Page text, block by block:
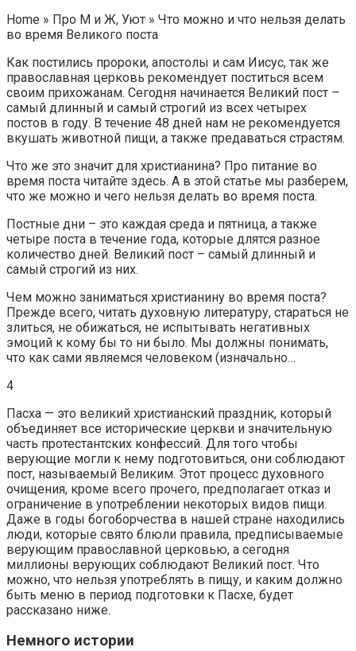
Home » Про М и Ж, Уют » Что можно и что нельзя делать
во время Великого поста
Как постились пророки, апостолы и сам Иисус, так же
православная церковь рекомендует поститься всем
своим прихожанам. Сегодня начинается Великий пост –
самый длинный и самый строгий из всех четырех
постов в году. В течение 48 дней нам не рекомендуется
вкушать животной пищи, а также предаваться страстям.
Что же это значит для христианина? Про питание во
время поста читайте здесь. А в этой статье мы разберем,
что же можно и чего нельзя делать во время поста.
Постные дни – это каждая среда и пятница, а также
четыре поста в течение года, которые длятся разное
количество дней. Великий пост – самый длинный и
самый строгий из них.
Чем можно заниматься христианину во время поста?
Прежде всего, читать духовную литературу, стараться не
злиться, не обижаться, не испытывать негативных
эмоций к кому бы то ни было. Мы должны понимать,
что как сами являемся человеком (изначально…
4
Пасха — это великий христианский праздник, который
объединяет все исторические церкви и значительную
часть протестантских конфессий. Для того чтобы
верующие могли к нему подготовиться, они соблюдают
пост, называемый Великим. Этот процесс духовного
очищения, кроме всего прочего, предполагает отказ и
ограничение в употреблении некоторых видов пищи.
Даже в годы богоборчества в нашей стране находились
люди, которые свято блюли правила, предписываемые
верующим православной церковью, а сегодня
миллионы верующих соблюдают Великий пост. Что
можно, что нельзя употреблять в пищу, и каким должно
быть меню в период подготовки к Пасхе, будет
рассказано ниже.
Немного истории